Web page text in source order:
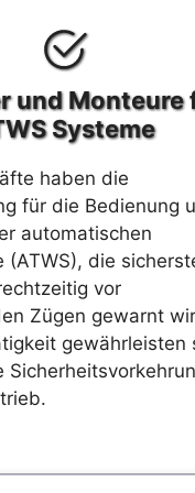
und Monteure
Systeme
haben die
für die Bedienung
automatischen
(ATWS), die
vor
Zügen gewarnt
gewährleisten